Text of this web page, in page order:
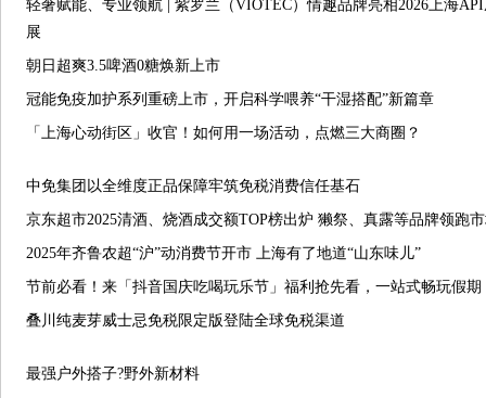
轻奢赋能、专业领航 | 紫罗兰（VIOTEC）情趣品牌亮相2026上海
展
朝日超爽3.5啤酒0糖焕新上市
冠能免疫加护系列重磅上市，开启科学喂养“干湿搭配”新篇章
「上海心动街区」收官！如何用一场活动，点燃三大商圈？
中免集团以全维度正品保障牢筑免税消费信任基石
京东超市2025清酒、烧酒成交额TOP榜出炉 獭祭、真露等品牌领跑
2025年齐鲁农超“沪”动消费节开市 上海有了地道“山东味儿”
节前必看！来「抖音国庆吃喝玩乐节」福利抢先看，一站式畅玩假期
叠川纯麦芽威士忌免税限定版登陆全球免税渠道
最强户外搭子?野外新材料